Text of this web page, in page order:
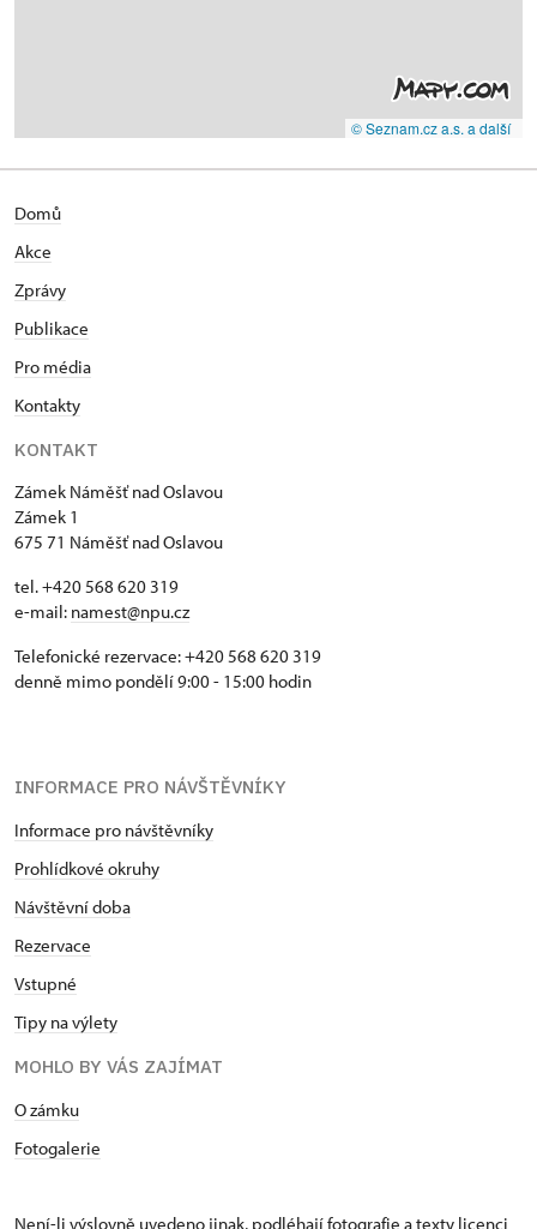
© Seznam.cz a.s. a další
Domů
Akce
Zprávy
Publikace
Pro média
Kontakty
KONTAKT
Zámek Náměšť nad Oslavou
Zámek 1
675 71 Náměšť nad Oslavou
tel. +420 568 620 319
e-mail: namest@npu.cz
Telefonické rezervace: +420 568 620 319
denně mimo pondělí 9:00 - 15:00 hodin
INFORMACE PRO NÁVŠTĚVNÍKY
Informace pro návštěvníky
Prohlídkové okruhy
Návštěvní doba
Rezervace
Vstupné
Tipy na výlety
MOHLO BY VÁS ZAJÍMAT
O zámku
Fotogalerie
Není-li výslovně uvedeno jinak, podléhají fotografie a texty licenci